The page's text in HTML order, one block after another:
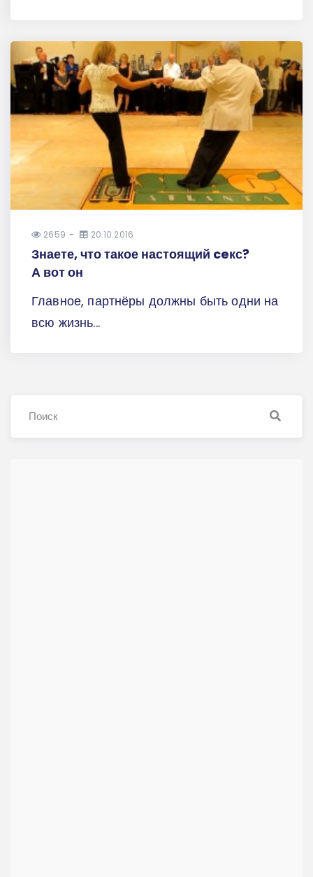
2659 20.10.2016
Знаете, что такое настоящий ceкс?
А вот он
Главное, партнёры должны быть одни на
всю жизнь...